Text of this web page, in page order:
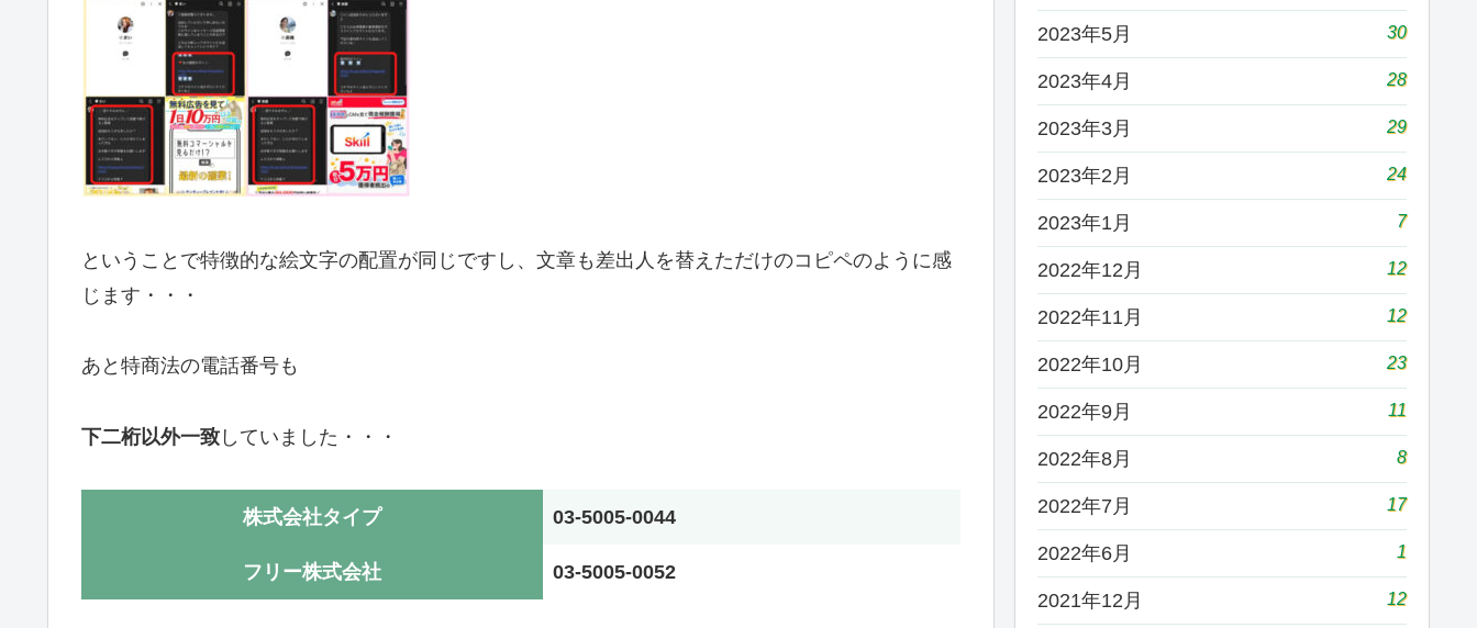
ということで特徴的な絵文字の配置が同じですし、文章も差出人を替えただけのコピペのように感
じます・・・
あと特商法の電話番号も
下二桁以外一致 していました・・・
株式会社タイプ 03-5005-0044
フリー株式会社 03-5005-0052
2023年5月 30
2023年4月 28
2023年3月 29
2023年2月 24
2023年1月 7
2022年12月 12
2022年11月 12
2022年10月 23
2022年9月 11
2022年8月 8
2022年7月 17
2022年6月 1
2021年12月 12